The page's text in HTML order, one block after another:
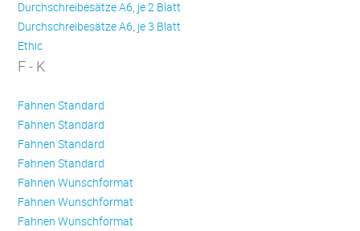
Durchschreibesätze A6, je 2 Blatt
Durchschreibesätze A6, je 3 Blatt
Ethic
F - K
Fahnen Standard
Fahnen Standard
Fahnen Standard
Fahnen Standard
Fahnen Wunschformat
Fahnen Wunschformat
Fahnen Wunschformat